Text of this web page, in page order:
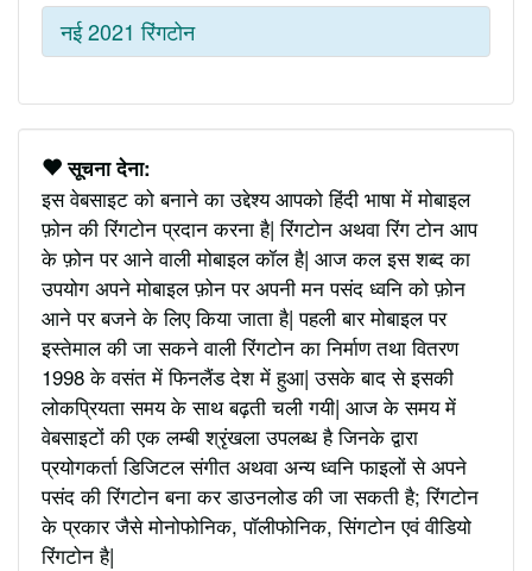
नई 2021 रिंगटोन
सूचना देना:
इस वेबसाइट को बनाने का उद्देश्य आपको हिंदी भाषा में मोबाइल
फ़ोन की रिंगटोन प्रदान करना है| रिंगटोन अथवा रिंग टोन आप
के फ़ोन पर आने वाली मोबाइल कॉल है| आज कल इस शब्द का
उपयोग अपने मोबाइल फ़ोन पर अपनी मन पसंद ध्वनि को फ़ोन
आने पर बजने के लिए किया जाता है| पहली बार मोबाइल पर
इस्तेमाल की जा सकने वाली रिंगटोन का निर्माण तथा वितरण
1998 के वसंत में फिनलैंड देश में हुआ| उसके बाद से इसकी
लोकप्रियता समय के साथ बढ़ती चली गयी| आज के समय में
वेबसाइटों की एक लम्बी श्रृंखला उपलब्ध है जिनके द्वारा
प्रयोगकर्ता डिजिटल संगीत अथवा अन्य ध्वनि फाइलों से अपने
पसंद की रिंगटोन बना कर डाउनलोड की जा सकती है; रिंगटोन
के प्रकार जैसे मोनोफोनिक, पॉलीफोनिक, सिंगटोन एवं वीडियो
रिंगटोन है|